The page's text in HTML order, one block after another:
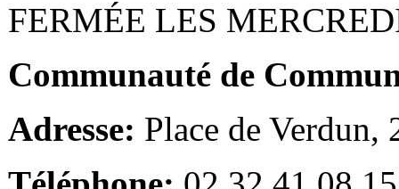
FERMÉE LES
Communauté de
Adresse: Place de Verdun,